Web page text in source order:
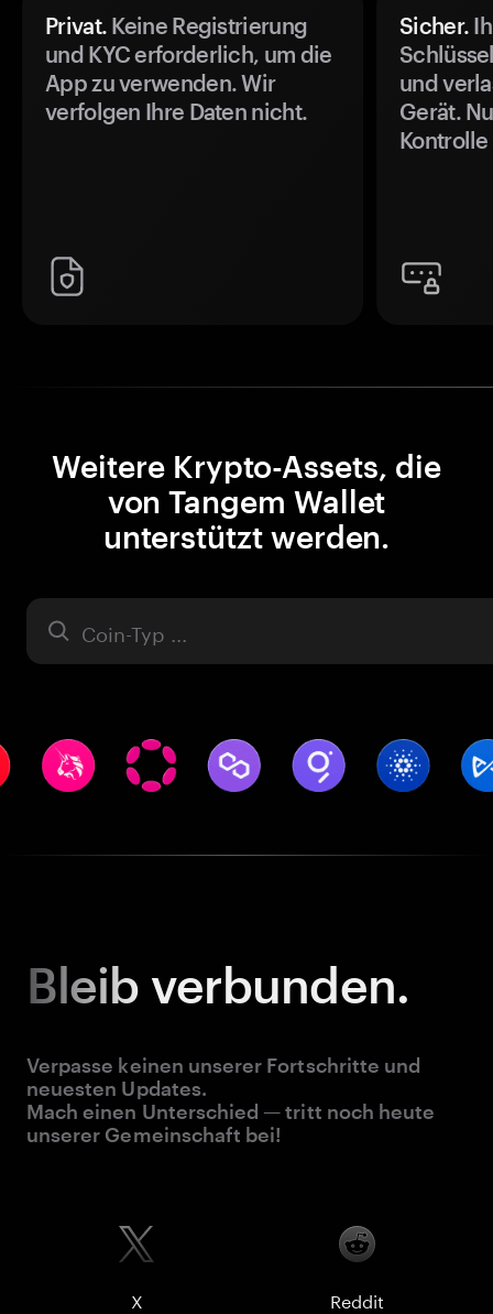
Privat. Keine Registrierung
und KYC erforderlich, um die
App zu verwenden. Wir
verfolgen Ihre Daten nicht.
Sicher.
und
Gerät.
Weitere Krypto-Assets, die
von Tangem Wallet
unterstützt werden.
Asset
Bleib verbunden.
Verpasse keinen unserer Fortschritte und
neuesten Updates.
Mach einen Unterschied — tritt noch heute
unserer Gemeinschaft bei!
X Reddit